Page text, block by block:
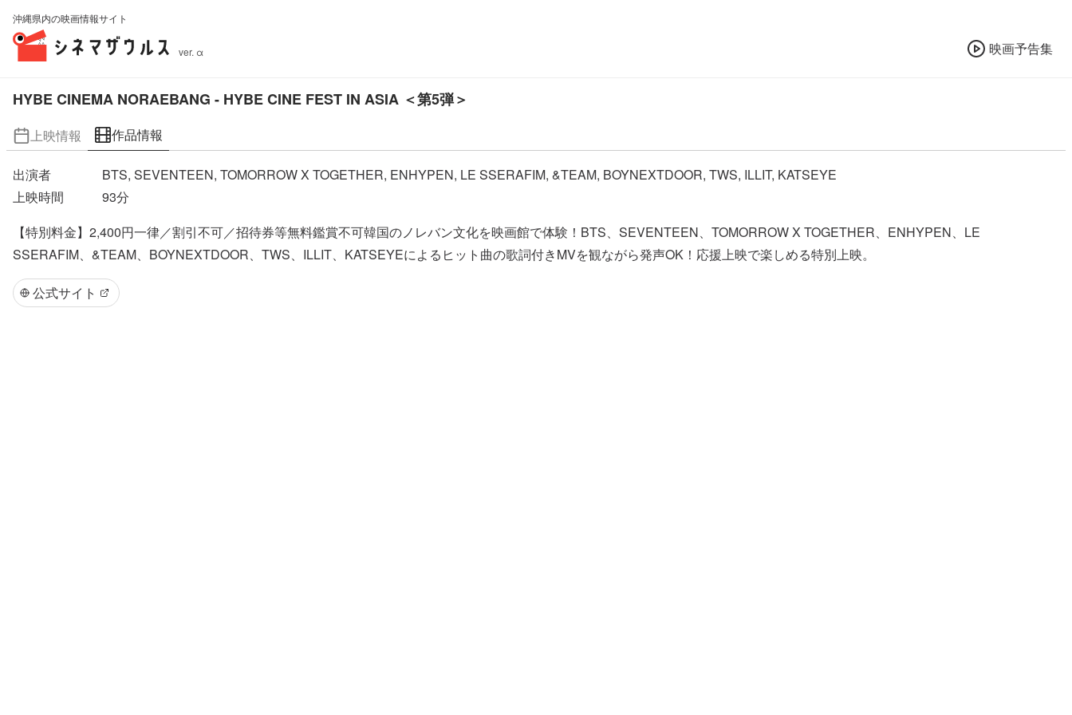
沖縄県内の映画情報サイト
ver. α 映画予告集
HYBE CINEMA NORAEBANG - HYBE CINE FEST IN ASIA ＜第5弾＞
上映情報 作品情報
出演者
BTS, SEVENTEEN, TOMORROW X TOGETHER, ENHYPEN, LE SSERAFIM, &TEAM, BOYNEXTDOOR, TWS, ILLIT, KATSEYE
上映時間
93分
【特別料金】2,400円一律／割引不可／招待券等無料鑑賞不可韓国のノレバン文化を映画館で体験！BTS、SEVENTEEN、TOMORROW X TOGETHER、ENHYPEN、LE
SSERAFIM、&TEAM、BOYNEXTDOOR、TWS、ILLIT、KATSEYEによるヒット曲の歌詞付きMVを観ながら発声OK！応援上映で楽しめる特別上映。
公式サイト